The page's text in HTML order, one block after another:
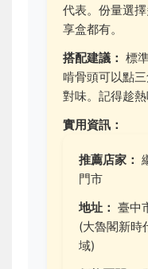
代表。份量選
享盒都有。
搭配建議： 標
啃骨頭可以點
對味。記得趁
實用資訊：
推薦店家：
門市
地址： 臺中
(大魯閣新時
域)